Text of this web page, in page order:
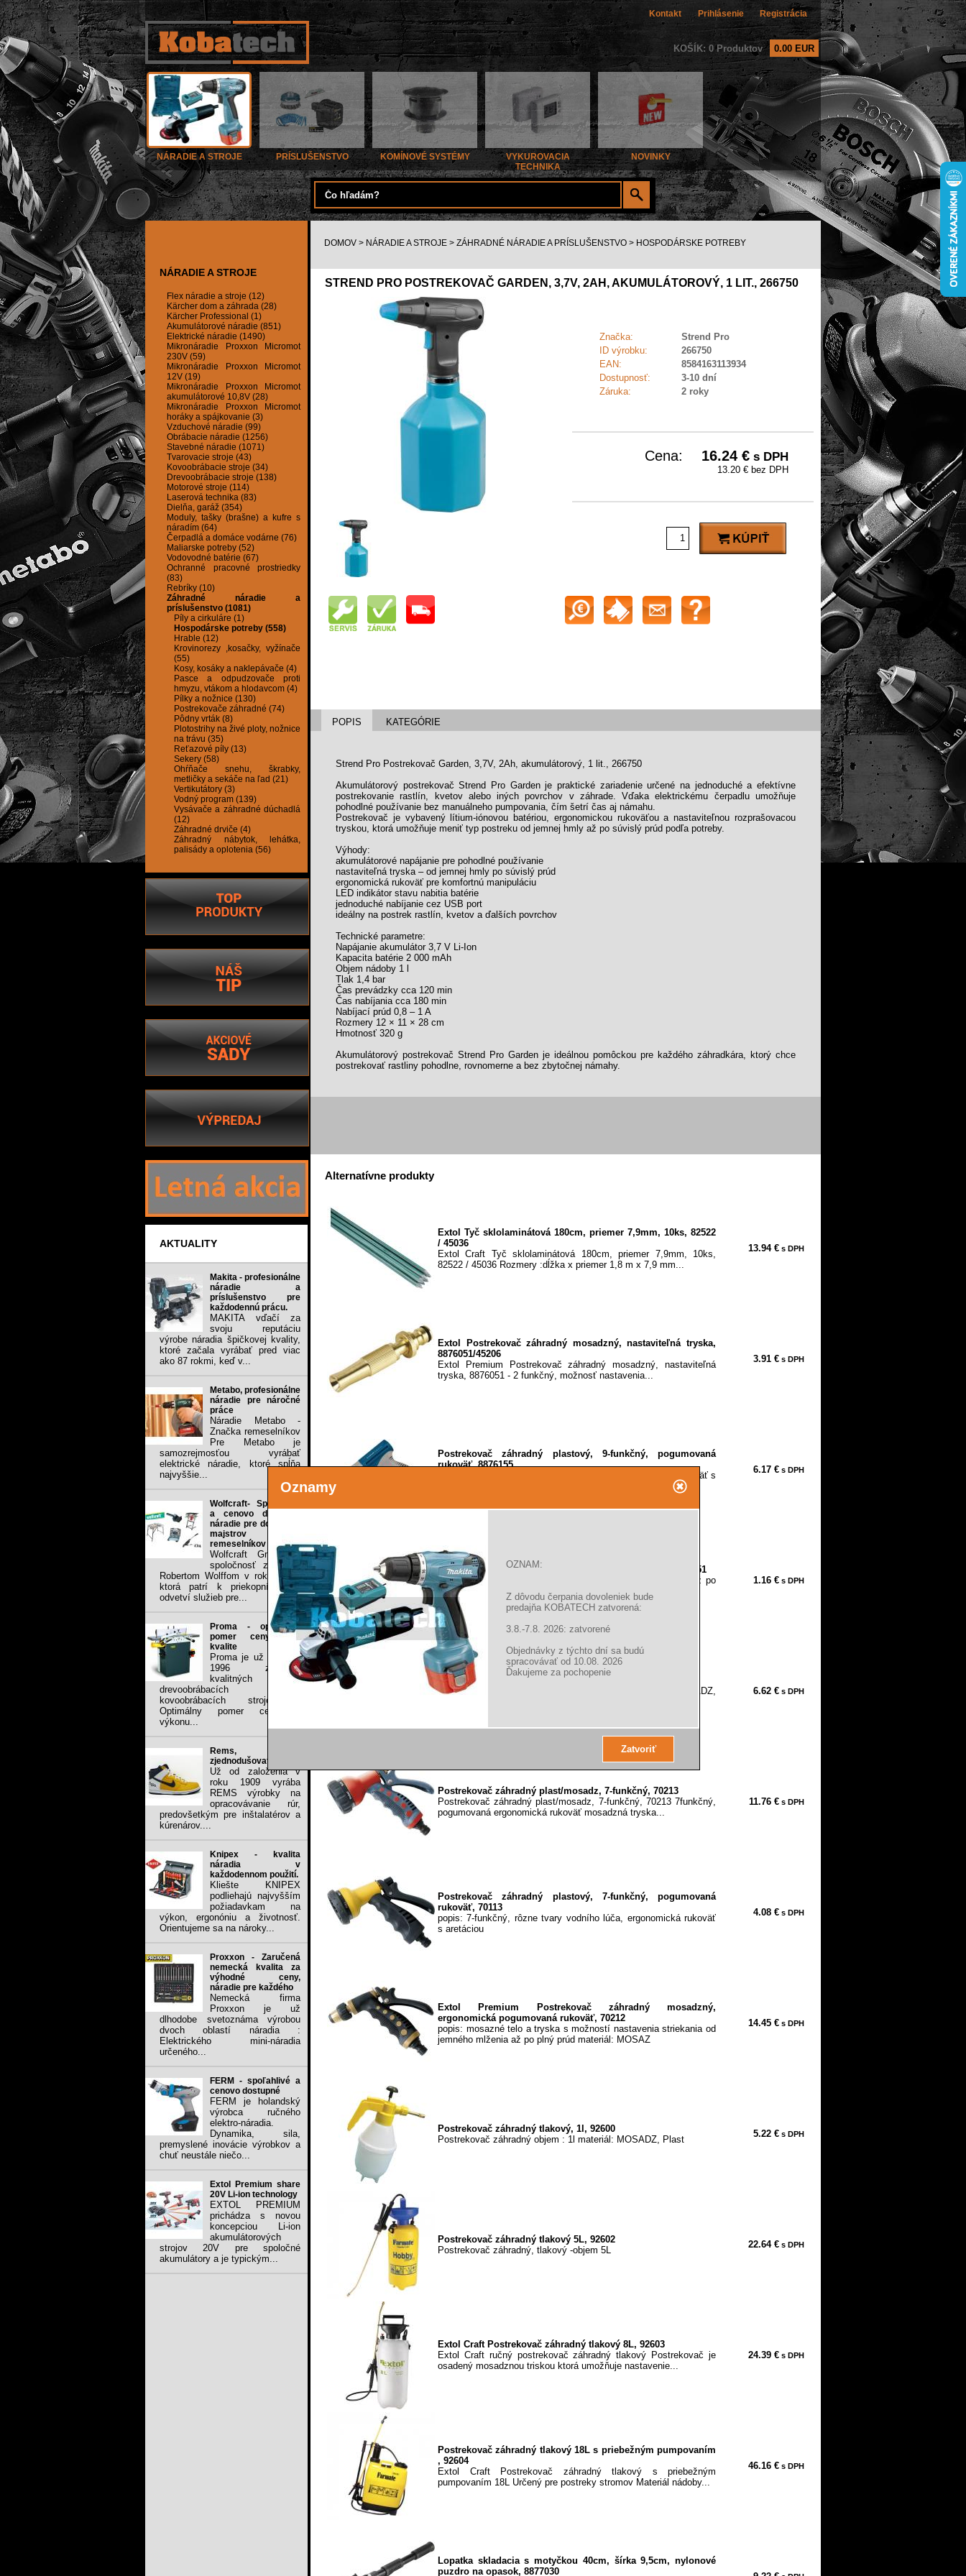
Oznamy
OZNAM:
Z dôvodu čerpania dovoleniek bude
predajňa KOBATECH zatvorená:
3.8.-7.8. 2026: zatvorené
Objednávky z týchto dní sa budú
spracovávať od 10.08. 2026
Ďakujeme za pochopenie
Kontakt Prihlásenie Registrácia
KOŠÍK: 0 Produktov 0.00 EUR
NÁRADIE A STROJE PRÍSLUŠENSTVO KOMÍNOVÉ SYSTÉMY
VYKUROVACIA
TECHNIKA
NOVINKY
NÁRADIE A STROJE
Flex náradie a stroje (12)
Kärcher dom a záhrada (28)
Kärcher Professional (1)
Akumulátorové náradie (851)
Elektrické náradie (1490)
Mikronáradie Proxxon Micromot
230V (59)
Mikronáradie Proxxon Micromot
12V (19)
Mikronáradie Proxxon Micromot
akumulátorové 10,8V (28)
Mikronáradie Proxxon Micromot
horáky a spájkovanie (3)
Vzduchové náradie (99)
Obrábacie náradie (1256)
Stavebné náradie (1071)
Tvarovacie stroje (43)
Kovoobrábacie stroje (34)
Drevoobrábacie stroje (138)
Motorové stroje (114)
Laserová technika (83)
Dielňa, garáž (354)
Moduly, tašky (brašne) a kufre s
náradím (64)
Čerpadlá a domáce vodárne (76)
Maliarske potreby (52)
Vodovodné batérie (67)
Ochranné pracovné prostriedky
(83)
Rebríky (10)
Záhradné náradie a
príslušenstvo (1081)
Píly a cirkuláre (1)
Hospodárske potreby (558)
Hrable (12)
Krovinorezy ,kosačky, vyžínače
(55)
Kosy, kosáky a naklepávače (4)
Pasce a odpudzovače proti
hmyzu, vtákom a hlodavcom (4)
Pílky a nožnice (130)
Postrekovače záhradné (74)
Pôdny vrták (8)
Plotostrihy na živé ploty, nožnice
na trávu (35)
Reťazové píly (13)
Sekery (58)
Ohŕňače snehu, škrabky,
metličky a sekáče na ľad (21)
Vertikutátory (3)
Vodný program (139)
Vysávače a záhradné dúchadlá
(12)
Záhradné drviče (4)
Záhradný nábytok, lehátka,
palisády a oplotenia (56)
AKTUALITY
Makita - profesionálne
náradie a
príslušenstvo pre
každodennú prácu.
MAKITA vďačí za
svoju reputáciu
výrobe náradia špičkovej kvality,
ktoré začala vyrábať pred viac
ako 87 rokmi, keď v...
Metabo, profesionálne
náradie pre náročné
práce
Náradie Metabo -
Značka remeselníkov
Pre Metabo je
samozrejmosťou vyrábať
elektrické náradie, ktoré spĺňa
najvyššie...
Wolfcraft- Spoľahlivé
a cenovo dostupné
náradie pre domacich
majstrov a
remeselníkov
Wolfcraft GmbH je
spoločnosť založená
Robertom Wolffom v roku 1949,
ktorá patrí k priekopníkom v
odvetví služieb pre...
Proma - optimálny
pomer ceny voči
kvalite
Proma je už od roku
1996 značkou
kvalitných
drevoobrábacích a
kovoobrábacích strojov .
Optimálny pomer ceny a
výkonu...
Rems, stále
zjednodušovať prácu
Už od založenia v
roku 1909 vyrába
REMS výrobky na
opracovávanie rúr,
predovšetkým pre inštalatérov a
kúrenárov....
Knipex - kvalita
náradia v
každodennom použití.
Kliešte KNIPEX
podliehajú najvyšším
požiadavkam na
výkon, ergonóniu a životnosť.
Orientujeme sa na nároky...
Proxxon - Zaručená
nemecká kvalita za
výhodné ceny,
náradie pre každého
Nemecká firma
Proxxon je už
dlhodobe svetoznáma výrobou
dvoch oblastí náradia :
Elektrického mini-náradia
určeného...
FERM - spoľahlivé a
cenovo dostupné
FERM je holandský
výrobca ručného
elektro-náradia.
Dynamika, sila,
premyslené inovácie výrobkov a
chuť neustále niečo...
Extol Premium share
20V Li-ion technology
EXTOL PREMIUM
prichádza s novou
koncepciou Li-ion
akumulátorových
strojov 20V pre spoločné
akumulátory a je typickým...
DOMOV > NÁRADIE A STROJE > ZÁHRADNÉ NÁRADIE A PRÍSLUŠENSTVO > HOSPODÁRSKE POTREBY
STREND PRO POSTREKOVAČ GARDEN, 3,7V, 2AH, AKUMULÁTOROVÝ, 1 LIT., 266750
Značka:
Strend Pro
ID výrobku:
266750
EAN:
8584163113934
Dostupnosť:
3-10 dní
Záruka:
2 roky
Cena: 16.24 € s DPH
13.20 € bez DPH
POPIS KATEGÓRIE
Strend Pro Postrekovač Garden, 3,7V, 2Ah, akumulátorový, 1 lit., 266750
Akumulátorový postrekovač Strend Pro Garden je praktické zariadenie určené na jednoduché a efektívne
postrekovanie rastlín, kvetov alebo iných povrchov v záhrade. Vďaka elektrickému čerpadlu umožňuje
pohodlné používanie bez manuálneho pumpovania, čím šetrí čas aj námahu.
Postrekovač je vybavený lítium-iónovou batériou, ergonomickou rukoväťou a nastaviteľnou rozprašovacou
tryskou, ktorá umožňuje meniť typ postreku od jemnej hmly až po súvislý prúd podľa potreby.
Výhody:
akumulátorové napájanie pre pohodlné používanie
nastaviteľná tryska – od jemnej hmly po súvislý prúd
ergonomická rukoväť pre komfortnú manipuláciu
LED indikátor stavu nabitia batérie
jednoduché nabíjanie cez USB port
ideálny na postrek rastlín, kvetov a ďalších povrchov
Technické parametre:
Napájanie akumulátor 3,7 V Li-Ion
Kapacita batérie 2 000 mAh
Objem nádoby 1 l
Tlak 1,4 bar
Čas prevádzky cca 120 min
Čas nabíjania cca 180 min
Nabíjací prúd 0,8 – 1 A
Rozmery 12 × 11 × 28 cm
Hmotnosť 320 g
Akumulátorový postrekovač Strend Pro Garden je ideálnou pomôckou pre každého záhradkára, ktorý chce
postrekovať rastliny pohodlne, rovnomerne a bez zbytočnej námahy.
Alternatívne produkty
Extol Tyč sklolaminátová 180cm, priemer 7,9mm, 10ks, 82522
/ 45036
Extol Craft Tyč sklolaminátová 180cm, priemer 7,9mm, 10ks,
82522 / 45036 Rozmery :dĺžka x priemer 1,8 m x 7,9 mm...
13.94 € s DPH
Extol Postrekovač záhradný mosadzný, nastaviteľná tryska,
8876051/45206
Extol Premium Postrekovač záhradný mosadzný, nastaviteľná
tryska, 8876051 - 2 funkčný, možnosť nastavenia...
3.91 € s DPH
Postrekovač záhradný plastový, 9-funkčný, pogumovaná
rukoväť, 8876155
popis: 9funkčný, rôzne tvary vodního lúča, ergonomická rukoväť s
6.17 € s DPH
Postrekovač záhradný plastový, nastaviteľná tryska, 8876151
popis: možnost nastavenia striekania od jemného mlženia až po
plný prúd
1.16 € s DPH
Extol Craft postrekovač záhradný tlakový, 2l, 92601
Postrekovač záhradný tlakový Objem: 2l materiál: MOSADZ,
6.62 € s DPH
Postrekovač záhradný plast/mosadz, 7-funkčný, 70213
Postrekovač záhradný plast/mosadz, 7-funkčný, 70213 7funkčný,
pogumovaná ergonomická rukoväť mosadzná tryska...
11.76 € s DPH
Postrekovač záhradný plastový, 7-funkčný, pogumovaná
rukoväť, 70113
popis: 7-funkčný, rôzne tvary vodního lúča, ergonomická rukoväť
s aretáciou
4.08 € s DPH
Extol Premium Postrekovač záhradný mosadzný,
ergonomická pogumovaná rukoväť, 70212
popis: mosazné telo a tryska s možností nastavenia striekania od
jemného mlženia až po plný prúd materiál: MOSAZ
14.45 € s DPH
Postrekovač záhradný tlakový, 1l, 92600
Postrekovač záhradný objem : 1l materiál: MOSADZ, Plast
5.22 € s DPH
Postrekovač záhradný tlakový 5L, 92602
Postrekovač záhradný, tlakový -objem 5L
22.64 € s DPH
Extol Craft Postrekovač záhradný tlakový 8L, 92603
Extol Craft ručný postrekovač záhradný tlakový Postrekovač je
osadený mosadznou triskou ktorá umožňuje nastavenie...
24.39 € s DPH
Postrekovač záhradný tlakový 18L s priebežným pumpovaním
, 92604
Extol Craft Postrekovač záhradný tlakový s priebežným
pumpovaním 18L Určený pre postreky stromov Materiál nádoby...
46.16 € s DPH
Lopatka skladacia s motyčkou 40cm, šírka 9,5cm, nylonové
puzdro na opasok, 8877030